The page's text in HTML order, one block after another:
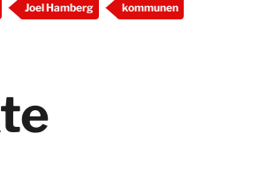
Joel Hamberg kommunen